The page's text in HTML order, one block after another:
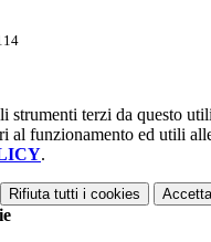
strumenti terzi da questo
al funzionamento ed utili
.
Rifiuta tutti i cookies